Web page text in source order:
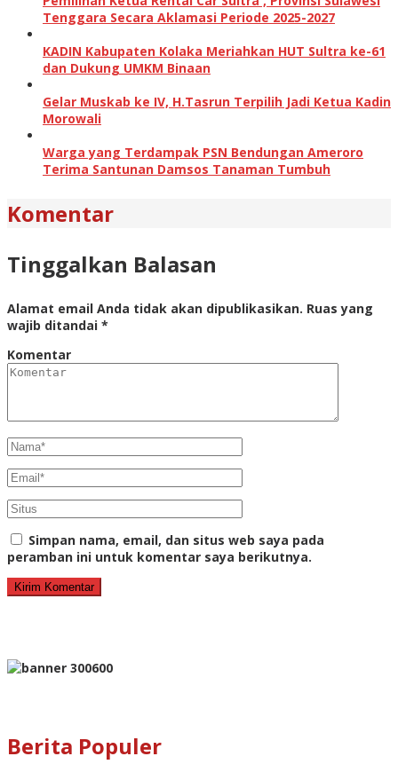
Tenggara Secara Aklamasi Periode 2025-2027
KADIN Kabupaten Kolaka Meriahkan HUT Sultra ke-61
dan Dukung UMKM Binaan
Gelar Muskab ke IV, H.Tasrun Terpilih Jadi Ketua Kadin
Morowali
Warga yang Terdampak PSN Bendungan Ameroro
Terima Santunan Damsos Tanaman Tumbuh
Komentar
Tinggalkan Balasan
Alamat email Anda tidak akan dipublikasikan. Ruas yang
wajib ditandai *
Komentar
Simpan nama, email, dan situs web saya pada
peramban ini untuk komentar saya berikutnya.
Berita Populer